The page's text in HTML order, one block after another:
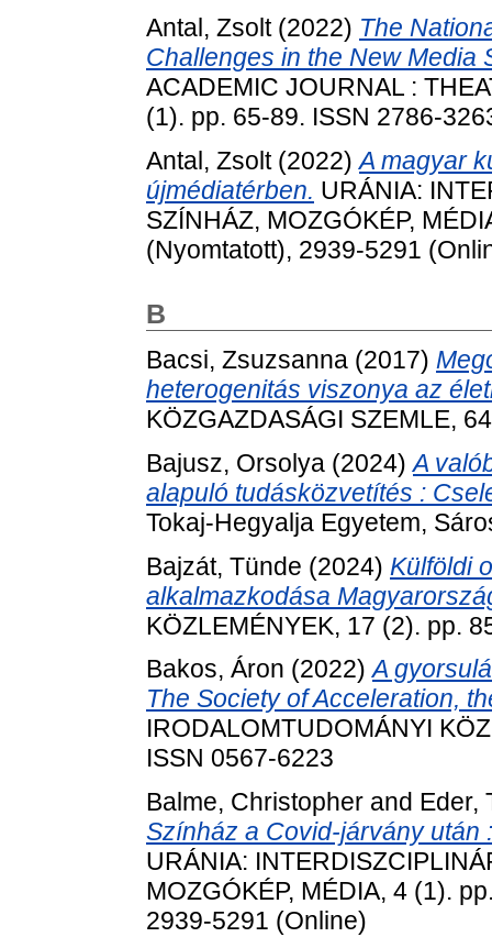
Antal, Zsolt(2022) The
Challenges in the New Media
ACADEMIC JOURNAL :
(1). pp. 65-89. ISSN 2786-
Antal, Zsolt(2022)A magyar
újmédiatérben. URÁNIA:
SZÍNHÁZ, MOZGÓKÉP,
(Nyomtatott), 2939-5291
B
Bacsi, Zsuzsanna (2017)
heterogenitás viszonya az
KÖZGAZDASÁGI SZEMLE,
Bajusz, Orsolya (2024)A
alapuló tudásközvetítés :
Tokaj-Hegyalja Egyetem,
Bajzát, Tünde (2024) Külföldi
alkalmazkodása
KÖZLEMÉNYEK, 17 (2). pp.
Bakos, Áron (2022)A
The Society of Acceleration,
IRODALOMTUDOMÁNYI
ISSN 0567-6223
Balme, Christopher and Eder,
Színház a Covid-járvány után
URÁNIA:
MOZGÓKÉP, MÉDIA, 4 (1).
2939-5291 (Online)